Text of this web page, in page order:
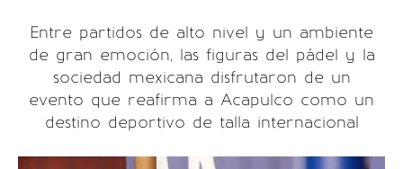
Entre partidos de alto nivel y un ambiente
de gran emoción, las figuras del pádel y la
sociedad mexicana disfrutaron de un
evento que reafirma a Acapulco como un
destino deportivo de talla internacional